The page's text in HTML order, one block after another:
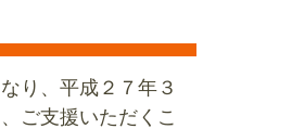
り、平成２７年３
ご支援いただくこ